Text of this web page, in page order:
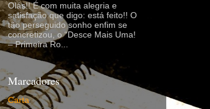
Olás!! É com muita alegria e
satisfação que digo: está feito!! O
tão perseguido sonho enfim se
concretizou, o “Desce Mais Uma!
– Primeira Ro...
Marcadores
Carta